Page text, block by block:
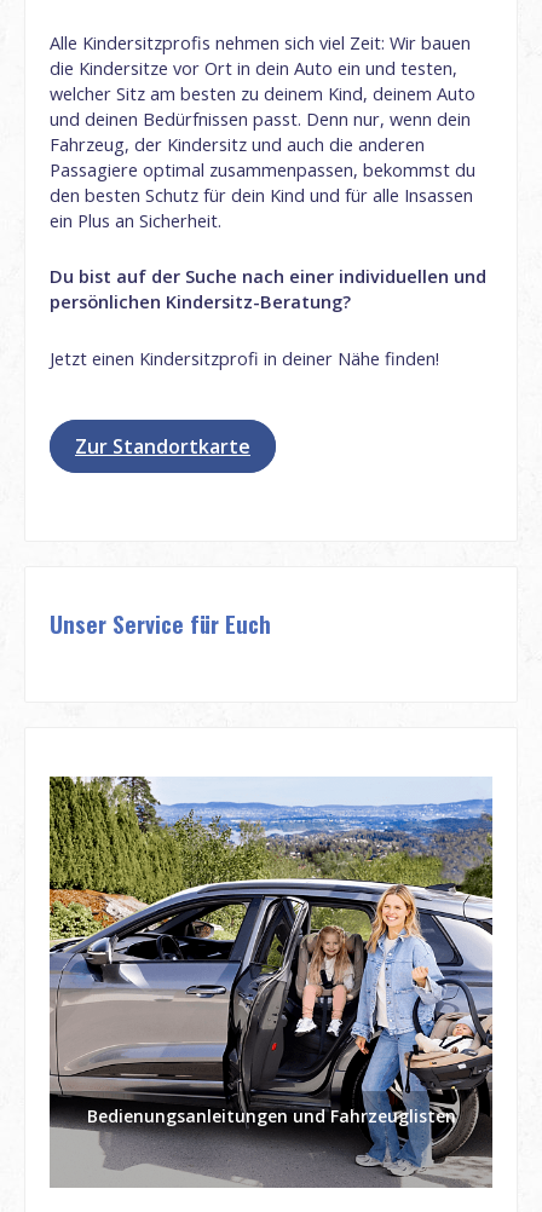
Alle Kindersitzprofis nehmen sich viel Zeit: Wir bauen
die Kindersitze vor Ort in dein Auto ein und testen,
welcher Sitz am besten zu deinem Kind, deinem Auto
und deinen Bedürfnissen passt. Denn nur, wenn dein
Fahrzeug, der Kindersitz und auch die anderen
Passagiere optimal zusammenpassen, bekommst du
den besten Schutz für dein Kind und für alle Insassen
ein Plus an Sicherheit.
Du bist auf der Suche nach einer individuellen und
persönlichen Kindersitz-Beratung?
Jetzt einen Kindersitzprofi in deiner Nähe finden!
Zur Standortkarte
Unser Service für Euch
Bedienungsanleitungen und Fahrzeuglisten